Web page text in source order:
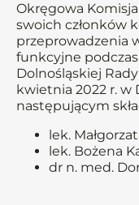
Okręgowa
swoich członków
przeprowadzenia
funkcyjne
Dolnośląskiej
kwietnia 2022 r. w
następującym
lek.
lek. Bożena
dr n. med.